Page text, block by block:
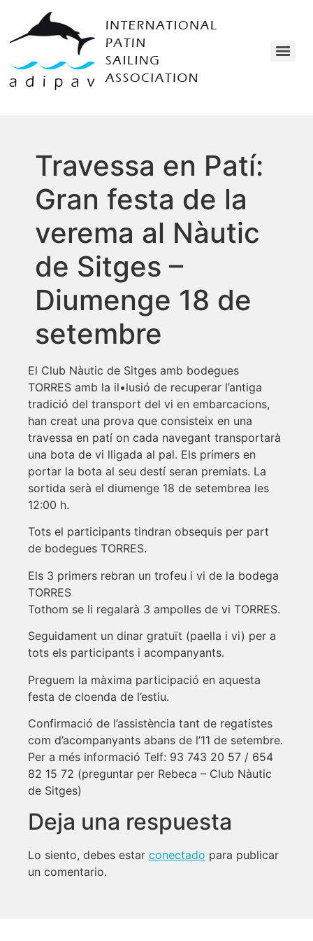
Travessa en Patí:
Gran festa de la
verema al Nàutic
de Sitges –
Diumenge 18 de
setembre
El Club Nàutic de Sitges amb bodegues
TORRES amb la il•lusió de recuperar l’antiga
tradició del transport del vi en embarcacions,
han creat una prova que consisteix en una
travessa en patí on cada navegant transportarà
una bota de vi lligada al pal. Els primers en
portar la bota al seu destí seran premiats. La
sortida serà el diumenge 18 de setembrea les
12:00 h.
Tots el participants tindran obsequis per part
de bodegues TORRES.
Els 3 primers rebran un trofeu i vi de la bodega
TORRES
Tothom se li regalarà 3 ampolles de vi TORRES.
Seguidament un dinar gratuït (paella i vi) per a
tots els participants i acompanyants.
Preguem la màxima participació en aquesta
festa de cloenda de l’estiu.
Confirmació de l’assistència tant de regatistes
com d’acompanyants abans de l’11 de setembre.
Per a més informació Telf: 93 743 20 57 / 654
82 15 72 (preguntar per Rebeca – Club Nàutic
de Sitges)
Deja una respuesta
Lo siento, debes estar conectado para publicar
un comentario.